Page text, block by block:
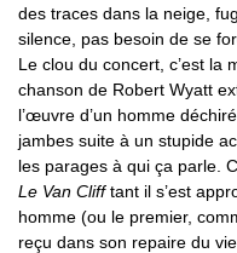
des traces dans la neige,
silence, pas besoin de se
Le clou du concert, c’est la
chanson de Robert Wyatt
l’œuvre d’un homme
jambes suite à un stupide
les parages à qui ça parle.
Le Van Clifftant il s’est
homme (ou le premier,
reçu dans son repaire du